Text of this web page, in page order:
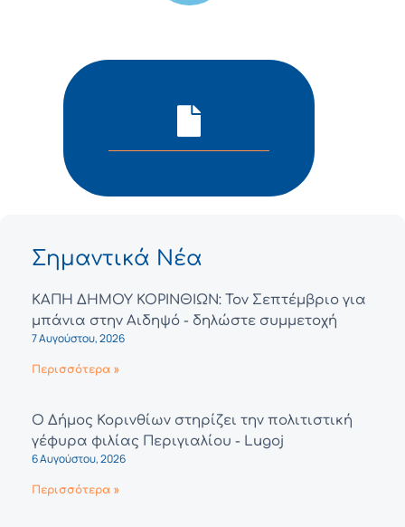
Σημαντικά Νέα
ΚΑΠΗ ΔΗΜΟΥ ΚΟΡΙΝΘΙΩΝ: Τον Σεπτέμβριο για
μπάνια στην Αιδηψό - δηλώστε συμμετοχή
7 Αυγούστου, 2026
Περισσότερα »
Ο Δήμος Κορινθίων στηρίζει την πολιτιστική
γέφυρα φιλίας Περιγιαλίου - Lugoj
6 Αυγούστου, 2026
Περισσότερα »